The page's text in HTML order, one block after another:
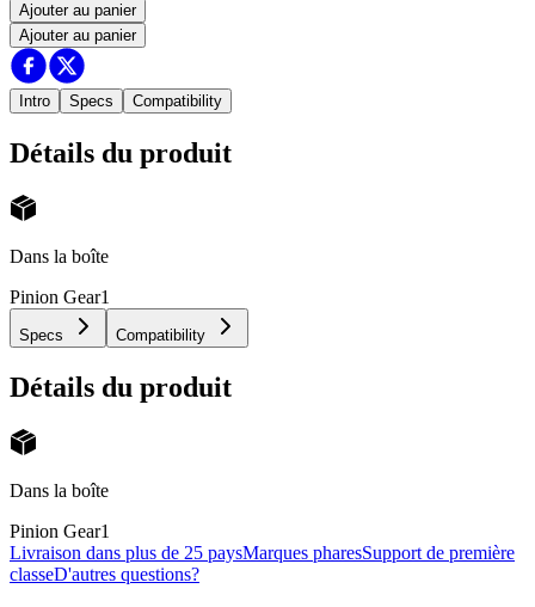
Ajouter au panier
Ajouter au panier
Intro Specs Compatibility
Détails du produit
Dans la boîte
Pinion Gear1
Specs Compatibility
Détails du produit
Dans la boîte
Pinion Gear1
Livraison dans plus de 25 paysMarques pharesSupport de première
classeD'autres questions?